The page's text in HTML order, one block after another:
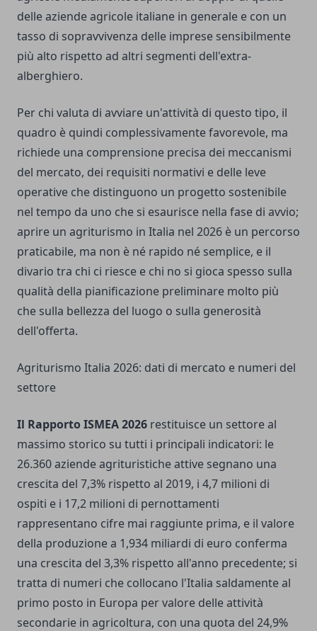
delle aziende agricole italiane in generale e con un
tasso di sopravvivenza delle imprese sensibilmente
più alto rispetto ad altri segmenti dell'extra-
alberghiero.
Per chi valuta di avviare un'attività di questo tipo, il
quadro è quindi complessivamente favorevole, ma
richiede una comprensione precisa dei meccanismi
del mercato, dei requisiti normativi e delle leve
operative che distinguono un progetto sostenibile
nel tempo da uno che si esaurisce nella fase di avvio;
aprire un agriturismo in Italia nel 2026 è un percorso
praticabile, ma non è né rapido né semplice, e il
divario tra chi ci riesce e chi no si gioca spesso sulla
qualità della pianificazione preliminare molto più
che sulla bellezza del luogo o sulla generosità
dell'offerta.
Agriturismo Italia 2026: dati di mercato e numeri del
settore
Il Rapporto ISMEA 2026 restituisce un settore al
massimo storico su tutti i principali indicatori: le
26.360 aziende agrituristiche attive segnano una
crescita del 7,3% rispetto al 2019, i 4,7 milioni di
ospiti e i 17,2 milioni di pernottamenti
rappresentano cifre mai raggiunte prima, e il valore
della produzione a 1,934 miliardi di euro conferma
una crescita del 3,3% rispetto all'anno precedente; si
tratta di numeri che collocano l'Italia saldamente al
primo posto in Europa per valore delle attività
secondarie in agricoltura, con una quota del 24,9%